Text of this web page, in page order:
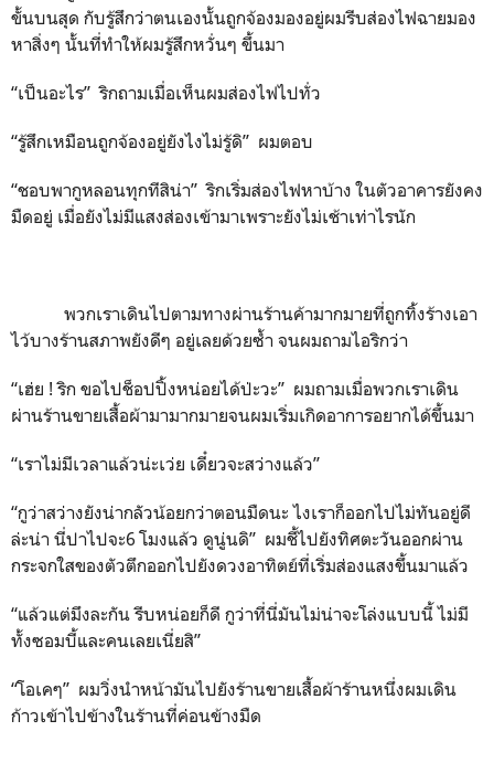
ขั้นบนสุด กับรู้สึกว่าตนเองนั้นถูกจ้องมองอยู่ผมรีบส่องไฟฉายมอง
หาสิ่งๆ นั้นที่ทำให้ผมรู้สึกหวั่นๆ ขึ้นมา
“เป็นอะไร” ริกถามเมื่อเห็นผมส่องไฟไปทั่ว
“รู้สึกเหมือนถูกจ้องอยู่ยังไงไม่รู้ดิ” ผมตอบ
“ชอบพากูหลอนทุกทีสิน่า” ริกเริ่มส่องไฟหาบ้าง ในตัวอาคารยังคง
มืดอยู่ เมื่อยังไม่มีแสงส่องเข้ามาเพราะยังไม่เช้าเท่าไรนัก
พวกเราเดินไปตามทางผ่านร้านค้ามากมายที่ถูกทิ้งร้างเอา
ไว้บางร้านสภาพยังดีๆ อยู่เลยด้วยซ้ำ จนผมถามไอริกว่า
“เฮ่ย ! ริก ขอไปช็อปปิ้งหน่อยได้ป่ะวะ” ผมถามเมื่อพวกเราเดิน
ผ่านร้านขายเสื้อผ้ามามากมายจนผมเริ่มเกิดอาการอยากได้ขึ้นมา
“เราไม่มีเวลาแล้วน่ะเว่ย เดี๋ยวจะสว่างแล้ว”
“กูว่าสว่างยังน่ากลัวน้อยกว่าตอนมืดนะ ไงเราก็ออกไปไม่ทันอยู่ดี
ล่ะน่า นี่ปาไปจะ6 โมงแล้ว ดูนู่นดิ” ผมชี้ไปยังทิศตะวันออกผ่าน
กระจกใสของตัวตึกออกไปยังดวงอาทิตย์ที่เริ่มส่องแสงขึ้นมาแล้ว
“แล้วแต่มึงละกัน รีบหน่อยก็ดี กูว่าที่นี่มันไม่น่าจะโล่งแบบนี้ ไม่มี
ทั้งซอมบี้และคนเลยเนี่ยสิ”
“โอเคๆ” ผมวิ่งนำหน้ามันไปยังร้านขายเสื้อผ้าร้านหนึ่งผมเดิน
ก้าวเข้าไปข้างในร้านที่ค่อนข้างมืด